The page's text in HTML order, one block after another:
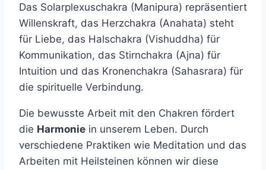
Das Solarplexuschakra (Manipura) repräsentiert
Willenskraft, das Herzchakra (Anahata) steht
für Liebe, das Halschakra (Vishuddha) für
Kommunikation, das Stirnchakra (Ajna) für
Intuition und das Kronenchakra (Sahasrara) für
die spirituelle Verbindung.
Die bewusste Arbeit mit den Chakren fördert
die Harmonie in unserem Leben. Durch
verschiedene Praktiken wie Meditation und das
Arbeiten mit Heilsteinen können wir diese